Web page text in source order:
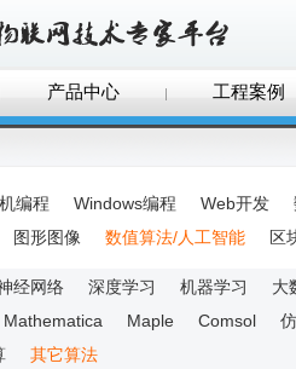
产品中心 工程案例
编程 Windows编程 Web开发
图形图像 数值算法/人工智能 区
经网络 深度学习 机器学习 大
Mathematica Maple Comsol
其它算法